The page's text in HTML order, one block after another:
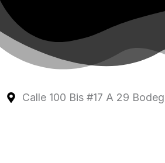
Ir
contenido
Calle 100 Bis #17 A 29